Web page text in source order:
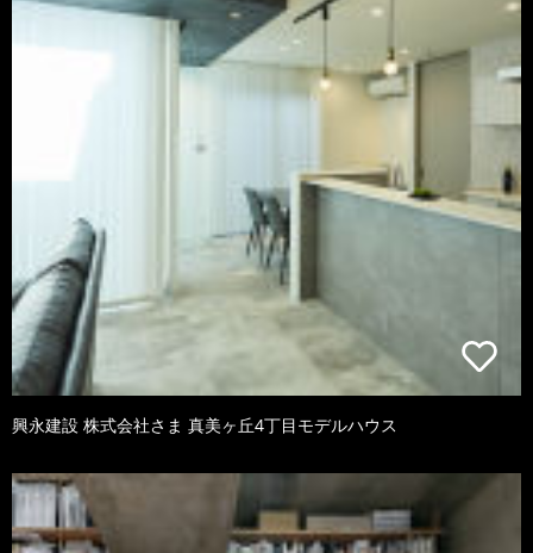
興永建設 株式会社さま 真美ヶ丘4丁目モデルハウス